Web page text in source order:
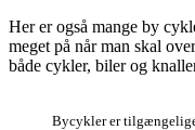
Her er også mange by
meget på når man skal
både cykler, biler og
Bycykler er